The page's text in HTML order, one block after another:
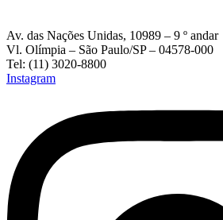
Av. das Nações Unidas, 10989 – 9 º andar
Vl. Olímpia – São Paulo/SP – 04578-000
Tel: (11) 3020-8800
Instagram